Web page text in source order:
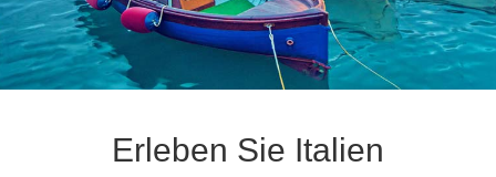
Erleben Sie Italien